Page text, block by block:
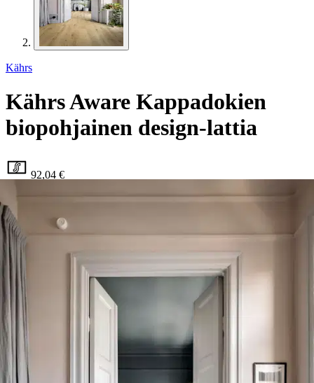
Kährs
Kährs Aware Kappadokien
biopohjainen design-lattia
92,04 €
Asiakasomistajahinta
49,90 €/m2
Hinta ilman S-Etukorttia:
Verkkokaupan hinta
Valitse toimitustapa
Nouto myymälästä
Ilmainen
Siirry valitsemaan myymälä